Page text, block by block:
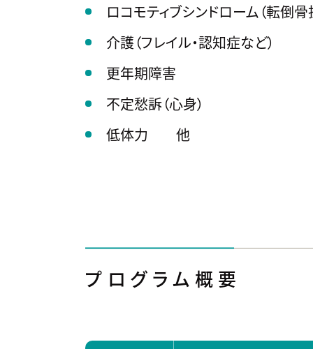
ロコモティブシンドローム（転倒骨
介護（フレイル・認知症など）
更年期障害
不定愁訴（心身）
低体力 他
プログラム概要